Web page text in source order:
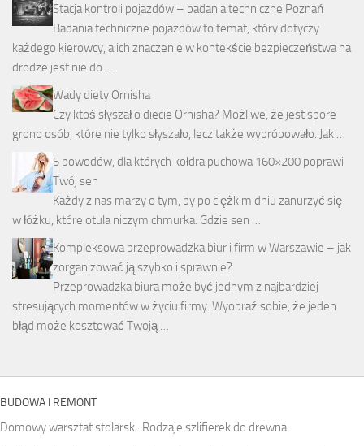
Stacja kontroli pojazdów – badania techniczne Poznań
Badania techniczne pojazdów to temat, który dotyczy
każdego kierowcy, a ich znaczenie w kontekście bezpieczeństwa na
drodze jest nie do …
Wady diety Ornisha
Czy ktoś słyszał o diecie Ornisha? Możliwe, że jest spore
grono osób, które nie tylko słyszało, lecz także wypróbowało. Jak …
5 powodów, dla których kołdra puchowa 160×200 poprawi
Twój sen
Każdy z nas marzy o tym, by po ciężkim dniu zanurzyć się
w łóżku, które otula niczym chmurka. Gdzie sen …
Kompleksowa przeprowadzka biur i firm w Warszawie – jak
zorganizować ją szybko i sprawnie?
Przeprowadzka biura może być jednym z najbardziej
stresujących momentów w życiu firmy. Wyobraź sobie, że jeden
błąd może kosztować Twoją …
BUDOWA I REMONT
Domowy warsztat stolarski. Rodzaje szlifierek do drewna